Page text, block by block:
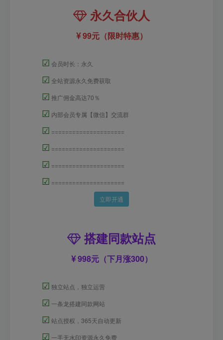
永久合伙人
99元（限时特惠）
☑ 会员时长：永久
☑ 全站资源永久免费获取
☑ 推广佣金高达70％
☑ 内部会员专属【微信】交流群
☑ =====================
☑ =====================
☑ =====================
☑ =====================
立即开通
搭建同款站点
998元（下月涨300）
☑ 独立站点，独立运营
☑ 一条龙搭建同款网站
☑ 站点授权，365天自动更新
☑ 一手无水印资源永久免费